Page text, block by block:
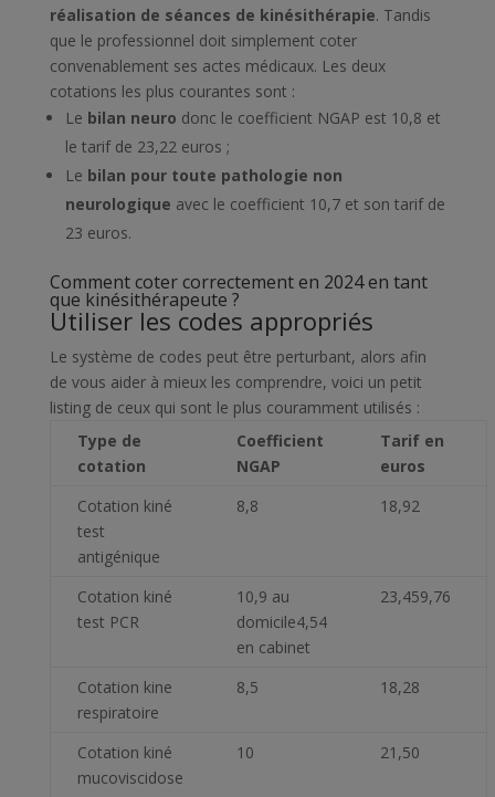
réalisation de séances de kinésithérapie. Tandis
que le professionnel doit simplement coter
convenablement ses actes médicaux. Les deux
cotations les plus courantes sont :
Le bilan neuro donc le coefficient NGAP est 10,8 et
le tarif de 23,22 euros ;
Le bilan pour toute pathologie non
neurologique avec le coefficient 10,7 et son tarif de
23 euros.
Comment coter correctement en 2024 en tant
que kinésithérapeute ?
Utiliser les codes appropriés
Le système de codes peut être perturbant, alors afin
de vous aider à mieux les comprendre, voici un petit
listing de ceux qui sont le plus couramment utilisés :
Type de
cotation
Coefficient
NGAP
Tarif en
euros
Cotation kiné
test
antigénique
8,8 18,92
Cotation kiné
test PCR
10,9 au
domicile4,54
en cabinet
23,459,76
Cotation kine
respiratoire
8,5 18,28
Cotation kiné
mucoviscidose
10 21,50